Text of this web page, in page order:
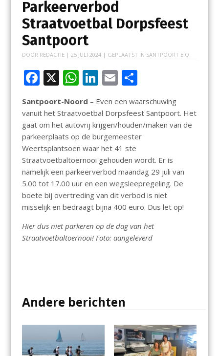
Parkeerverbod
Straatvoetbal Dorpsfeest
Santpoort
DOOR REDACTIE | 25 JULI 2024| GEPLAATST IN SANTPOORT E.O.
F
e
b
o
o
k
X W
h
at
s
A
p
p
Li
k
e
dI
n
E
ai
l
D
e
n
Santpoort-Noord – Even een waarschuwing
vanuit het Straatvoetbal Dorpsfeest Santpoort. Het
gaat om het autovrij krijgen/houden/maken van de
parkeerplaats op de burgemeester
Weertsplantsoen waar het 41 ste
Straatvoetbaltoernooi gehouden wordt. Er is
namelijk een parkeerverbod maandag 29 juli van
5.00 tot 17.00 uur en een wegsleepregeling. De
boete bij overtreding van dit verbod is niet
misselijk en bedraagt bijna 400 euro. Dus let op!
Hier dus niet parkeren op de dag van het
Straatvoetbaltoernooi! Foto: aangeleverd
Andere berichten